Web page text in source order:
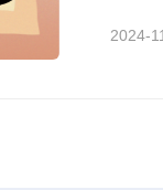
2024-